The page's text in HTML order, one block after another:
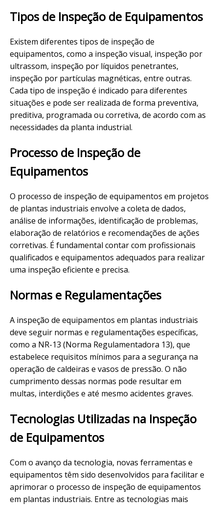
Tipos de Inspeção de Equipamentos
Existem diferentes tipos de inspeção de
equipamentos, como a inspeção visual, inspeção por
ultrassom, inspeção por líquidos penetrantes,
inspeção por partículas magnéticas, entre outras.
Cada tipo de inspeção é indicado para diferentes
situações e pode ser realizada de forma preventiva,
preditiva, programada ou corretiva, de acordo com as
necessidades da planta industrial.
Processo de Inspeção de
Equipamentos
O processo de inspeção de equipamentos em projetos
de plantas industriais envolve a coleta de dados,
análise de informações, identificação de problemas,
elaboração de relatórios e recomendações de ações
corretivas. É fundamental contar com profissionais
qualificados e equipamentos adequados para realizar
uma inspeção eficiente e precisa.
Normas e Regulamentações
A inspeção de equipamentos em plantas industriais
deve seguir normas e regulamentações específicas,
como a NR-13 (Norma Regulamentadora 13), que
estabelece requisitos mínimos para a segurança na
operação de caldeiras e vasos de pressão. O não
cumprimento dessas normas pode resultar em
multas, interdições e até mesmo acidentes graves.
Tecnologias Utilizadas na Inspeção
de Equipamentos
Com o avanço da tecnologia, novas ferramentas e
equipamentos têm sido desenvolvidos para facilitar e
aprimorar o processo de inspeção de equipamentos
em plantas industriais. Entre as tecnologias mais